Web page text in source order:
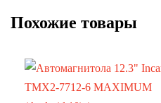
Похожие товары